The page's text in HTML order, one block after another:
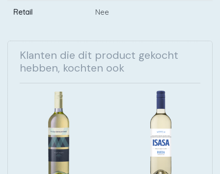
Retail Nee
Klanten die dit product gekocht
hebben, kochten ook